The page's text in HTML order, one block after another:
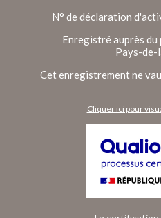
N° de déclaration
Enregistré auprès
Pays-de-
Cet enregistrement ne
Cliquer ici pour